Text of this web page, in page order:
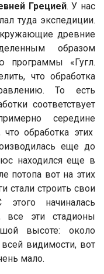
Грецией. У нас
туда экспедиции.
древние
образом
«Гугл.
что обработка
То есть
соответствует
середине
обработка этих
еще до
находился еще в
потопа вот на этих
стали строить свои
начиналась
все эти стадионы
высоте: около
видимости, вот
мало.